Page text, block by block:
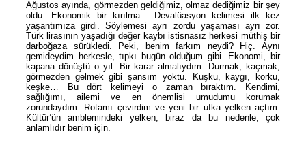
Ağustos ayında, görmezden geldiğimiz, olmaz dediğimiz bir şey
oldu. Ekonomik bir kırılma… Devalüasyon kelimesi ilk kez
yaşantımıza girdi. Söylemesi ayrı zordu yaşaması ayrı zor.
Türk lirasının yaşadığı değer kaybı istisnasız herkesi müthiş bir
darboğaza sürükledi. Peki, benim farkım neydi? Hiç. Aynı
gemideydim herkesle, tıpkı bugün olduğum gibi. Ekonomi, bir
kapana dönüştü o yıl. Bir karar almalıydım. Durmak, kaçmak,
görmezden gelmek gibi şansım yoktu. Kuşku, kaygı, korku,
keşke… Bu dört kelimeyi o zaman bıraktım. Kendimi,
sağlığımı, ailemi ve en önemlisi umudumu korumak
zorundaydım. Rotamı çevirdim ve yeni bir ufka yelken açtım.
Kültür’ün amblemindeki yelken, biraz da bu nedenle, çok
anlamlıdır benim için.